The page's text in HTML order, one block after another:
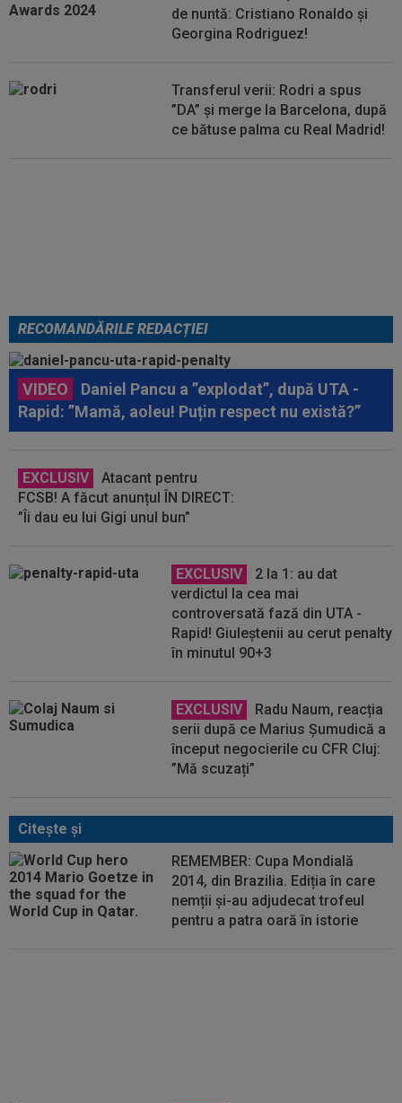
de nuntă: Cristiano Ronaldo și
Georgina Rodriguez!
Transferul verii: Rodri a spus
”DA” și merge la Barcelona, după
ce bătuse palma cu Real Madrid!
RECOMANDĂRILE REDACȚIEI
VIDEO
Daniel Pancu a ”explodat”, după UTA -
Rapid: ”Mamă, aoleu! Puțin respect nu există?”
EXCLUSIV
Atacant pentru
FCSB! A făcut anunțul ÎN DIRECT:
”Îi dau eu lui Gigi unul bun”
EXCLUSIV
2 la 1: au dat
verdictul la cea mai
controversată fază din UTA -
Rapid! Giuleștenii au cerut penalty
în minutul 90+3
EXCLUSIV
Radu Naum, reacția
serii după ce Marius Șumudică a
început negocierile cu CFR Cluj:
”Mă scuzați”
Citeşte şi
REMEMBER: Cupa Mondială
2014, din Brazilia. Ediția în care
nemții și-au adjudecat trofeul
pentru a patra oară în istorie